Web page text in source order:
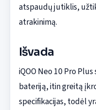
atspaudų jutiklis,
atrakinimą.
Išvada
iQOO Neo 10 Pro
bateriją, itin greitą
specifikacijas, todėl